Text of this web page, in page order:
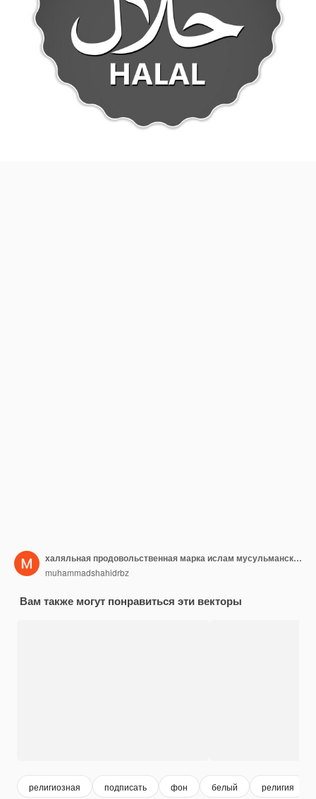
халяльная продовольственная марка ислам мусульманский одобренный продукт значок наклейки дизайн белый фон
muhammadshahidrbz
Вам также могут понравиться эти векторы
религиозная подписать фон белый религия